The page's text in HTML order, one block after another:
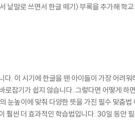
낱말로 쓰면서 한글 떼기〉 부록을 추가해 학
. 이 시기에 한글을 뗀 아이들이 가장 어려
잡기가 쉽지 않습니다. 그렇다면 어떻게 하
의 눈높이에 맞춰 다양한 뜻을 가진 필수 맞춤
훨씬 더 효과적인 학습법입니다. 30일 동안